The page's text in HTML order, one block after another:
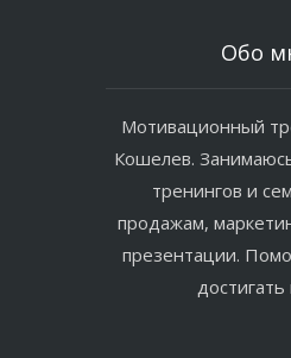
Обо
Мотивационный
Кошелев.
тренингов и
продажам,
презентации.
достигать